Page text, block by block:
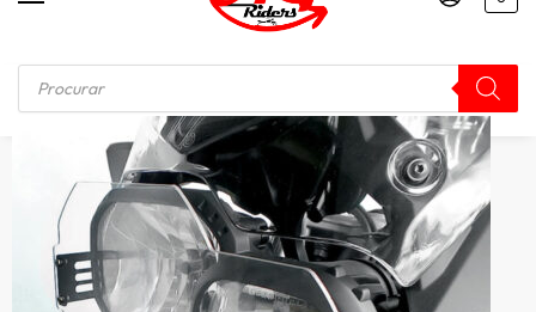
Início / PROTETOR DE FAROL Protetor Farol Policarbonato Bmw F800gs Adv 2014+Spto256